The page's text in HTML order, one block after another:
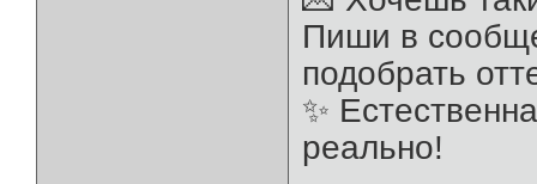
Пиши в
подобрать
✨
реально!